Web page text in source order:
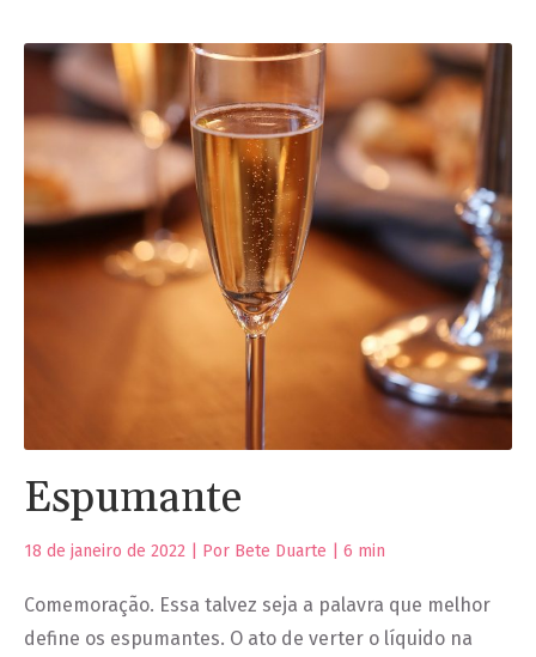
Espumante
18 de janeiro de 2022 | Por Bete Duarte | 6 min
Comemoração. Essa talvez seja a palavra que melhor
define os espumantes. O ato de verter o líquido na